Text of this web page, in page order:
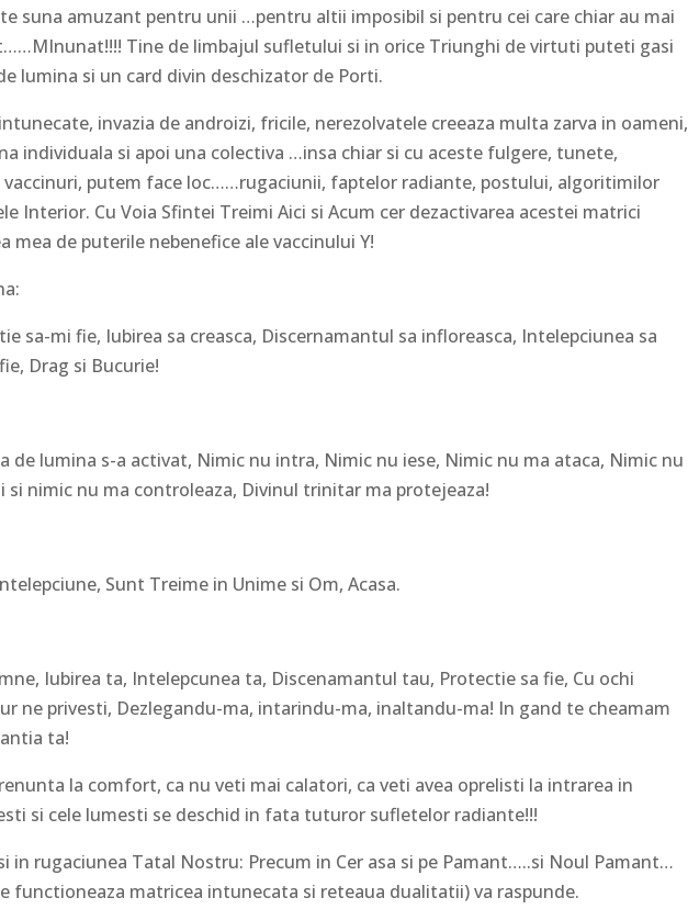
suna amuzant pentru unii …pentru altii imposibil si pentru cei care chiar au mai
Tine de limbajul sufletului si in orice Triunghi de virtuti puteti gasi
lumina si un card divin deschizator de Porti.
invazia de androizi, fricile, nerezolvatele creeaza multa zarva in oameni,
individuala si apoi una colectiva …insa chiar si cu aceste fulgere, tunete,
putem face loc……rugaciunii, faptelor radiante, postului, algoritimilor
Interior. Cu Voia Sfintei Treimi Aici si Acum cer dezactivarea acestei matrici
mea de puterile nebenefice ale vaccinului Y!
sa-mi fie, Iubirea sa creasca, Discernamantul sa infloreasca, Intelepciunea sa
Drag si Bucurie!
de lumina s-a activat, Nimic nu intra, Nimic nu iese, Nimic nu ma ataca, Nimic nu
si nimic nu ma controleaza, Divinul trinitar ma protejeaza!
Sunt Treime in Unime si Om, Acasa.
Iubirea ta, Intelepcunea ta, Discenamantul tau, Protectie sa fie, Cu ochi
ne privesti, Dezlegandu-ma, intarindu-ma, inaltandu-ma! In gand te cheamam
ta!
la comfort, ca nu veti mai calatori, ca veti avea oprelisti la intrarea in
si cele lumesti se deschid in fata tuturor sufletelor radiante!!!
in rugaciunea Tatal Nostru: Precum in Cer asa si pe Pamant…..si Noul Pamant…
functioneaza matricea intunecata si reteaua dualitatii) va raspunde.